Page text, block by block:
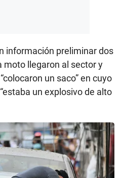
información preliminar dos
moto llegaron al sector y
un saco” en cuyo
un explosivo de alto